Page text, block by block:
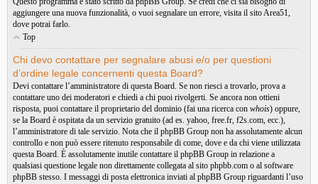
aggiungere una nuova funzionalità, o vuoi segnalare un errore, visita il sitoArea51,
dove potrai farlo.
Top
Chi devo contattare per segnalare abusi e/o per questioni
d’ordine legale concernenti questa Board?
Devi contattare l’amministratore di questa Board. Se non riesci a trovarlo, prova a
contattare uno dei moderatori e chiedi a chi puoi rivolgerti. Se ancora non ottieni
risposta, puoi contattare il proprietario del dominio (fai una ricerca con whois) oppure,
se la Board è ospitata da un servizio gratuito (ad es. yahoo, free.fr, f2s.com, ecc.),
l’amministratore di tale servizio. Nota che il phpBB Group non ha assolutamente alcun
controllo e non può essere ritenuto responsabile di come, dove e da chi viene utilizzata
questa Board. È assolutamente inutile contattare il phpBB Group in relazione a
qualsiasi questione legale non direttamente collegata al sito phpbb.com o al software
phpBB stesso. I messaggi di posta elettronica inviati al phpBB Group riguardanti l’uso